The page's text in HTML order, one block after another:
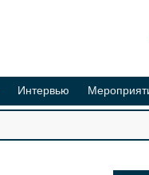
Интервью